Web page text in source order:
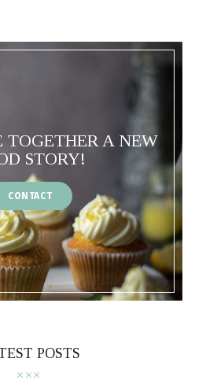
TOGETHER A NEW
STORY!
CONTACT
POSTS